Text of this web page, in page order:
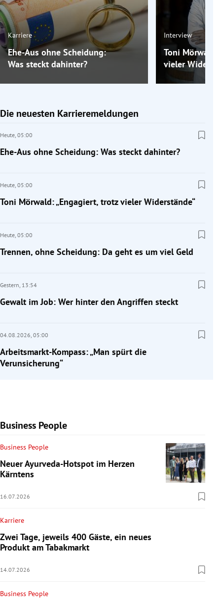
Karriere
Ehe-Aus ohne Scheidung:
Was steckt dahinter?
Interview
Toni Mörwald:
vieler
Die neuesten Karrieremeldungen
Heute, 05:00
Ehe-Aus ohne Scheidung: Was steckt dahinter?
Heute, 05:00
Toni Mörwald: „Engagiert, trotz vieler Widerstände“
Heute, 05:00
Trennen, ohne Scheidung: Da geht es um viel Geld
Gestern, 13:54
Gewalt im Job: Wer hinter den Angriffen steckt
04.08.2026, 05:00
Arbeitsmarkt-Kompass: „Man spürt die
Verunsicherung“
Business People
Business People
Neuer Ayurveda-Hotspot im Herzen
Kärntens
16.07.2026
Karriere
Zwei Tage, jeweils 400 Gäste, ein neues
Produkt am Tabakmarkt
14.07.2026
Business People